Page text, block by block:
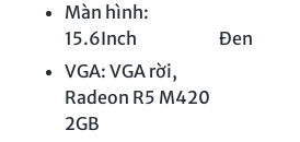
Màn hình:
15.6Inch
VGA: VGA rời,
Radeon R5 M420
2GB
Đen